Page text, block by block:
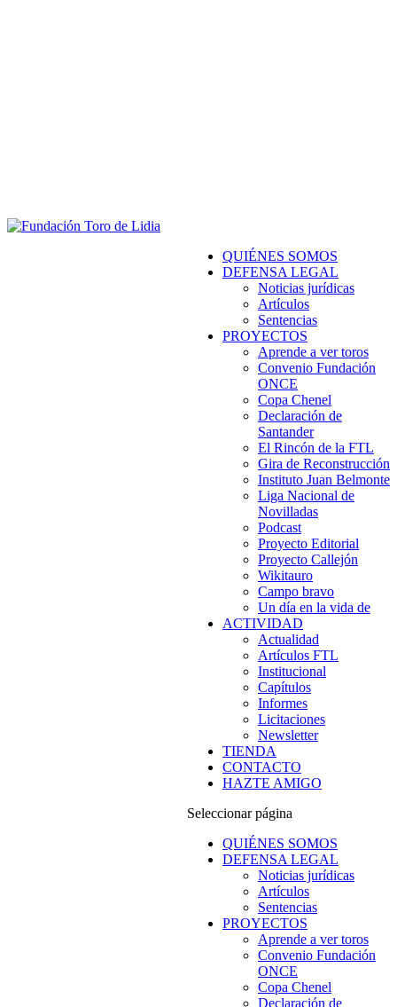
QUIÉNES SOMOS
DEFENSA LEGAL
Noticias jurídicas
Artículos
Sentencias
PROYECTOS
Aprende a ver toros
Convenio Fundación
ONCE
Copa Chenel
Declaración de
Santander
El Rincón de la FTL
Gira de Reconstrucción
Instituto Juan Belmonte
Liga Nacional de
Novilladas
Podcast
Proyecto Editorial
Proyecto Callejón
Wikitauro
Campo bravo
Un día en la vida de
ACTIVIDAD
Actualidad
Artículos FTL
Institucional
Capítulos
Informes
Licitaciones
Newsletter
TIENDA
CONTACTO
HAZTE AMIGO
Seleccionar página
QUIÉNES SOMOS
DEFENSA LEGAL
Noticias jurídicas
Artículos
Sentencias
PROYECTOS
Aprende a ver toros
Convenio Fundación
ONCE
Copa Chenel
Declaración de